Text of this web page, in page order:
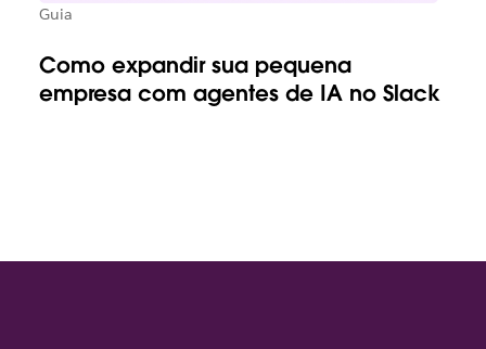
Guia
Como expandir sua pequena
empresa com agentes de IA no Slack